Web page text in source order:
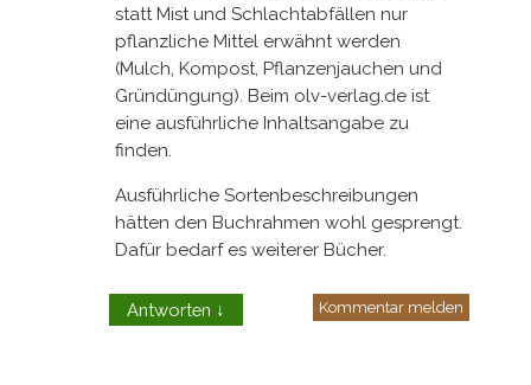
statt Mist und Schlachtabfällen nur
pflanzliche Mittel erwähnt werden
(Mulch, Kompost, Pflanzenjauchen und
Gründüngung). Beim olv-verlag.de ist
eine ausführliche Inhaltsangabe zu
finden.
Ausführliche Sortenbeschreibungen
hätten den Buchrahmen wohl gesprengt.
Dafür bedarf es weiterer Bücher.
Antworten ↓ Kommentar melden